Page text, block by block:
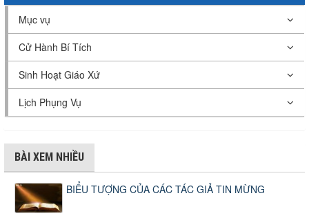
Mục vụ
Cử Hành Bí Tích
Sinh Hoạt Giáo Xứ
Lịch Phụng Vụ
BÀI XEM NHIỀU
BIỂU TƯỢNG CỦA CÁC TÁC GIẢ TIN MỪNG